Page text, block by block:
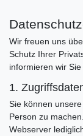
Wir freuen uns
Schutz Ihrer
informieren wir
1.
Sie können
Person zu
Webserver